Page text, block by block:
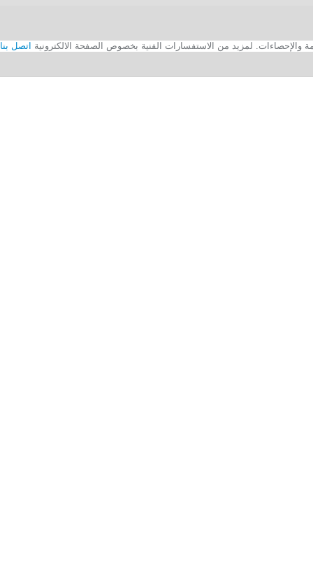
اتصل بنا